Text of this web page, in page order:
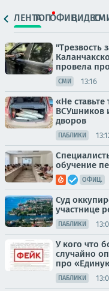
ЛЕНТАТОПОФИЦ.ВИДЕО
"Трезвость
провела
СМИ 13:16
«Не
ВСУшников
дворов
ПАБЛИКИ
обучение
ОФИЦ.
Суд
участнице
ПАБЛИКИ
У кого что
случайно
про
ПАБЛИКИ